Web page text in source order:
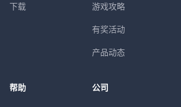
下载 游戏攻略
有奖活动
产品动态
帮助 公司